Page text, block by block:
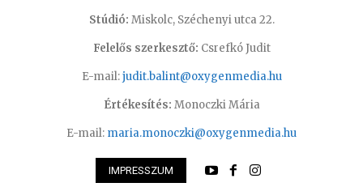
Stúdió: Miskolc, Széchenyi utca 22.
Felelős szerkesztő: Csrefkó Judit
E-mail:judit.balint@oxygenmedia.hu
Értékesítés: Monoczki Mária
E-mail: maria.monoczki@oxygenmedia.hu
IMPRESSZUM